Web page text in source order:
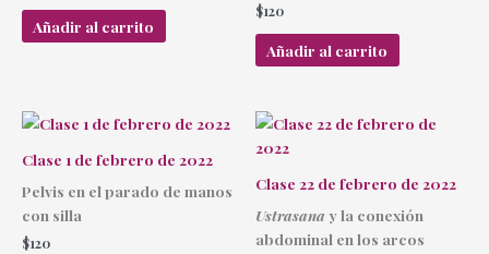
Añadir al carrito
$120
Añadir al carrito
Clase 1 de febrero de 2022
Pelvis en el parado de manos
con silla
$120
Clase 22 de febrero de 2022
Ustrasana y la conexión
abdominal en los arcos